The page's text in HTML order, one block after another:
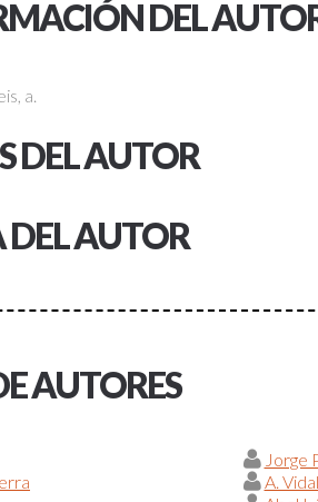
DEL
a.
DEL AUTOR
AUTOR
AUTORES
Jorge
A.